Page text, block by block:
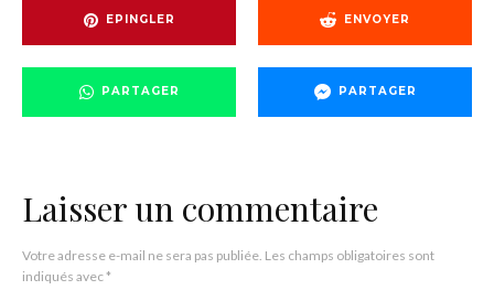
EPINGLER ENVOYER
PARTAGER PARTAGER
Laisser un commentaire
Votre adresse e-mail ne sera pas publiée. Les champs obligatoires sont
indiqués avec*